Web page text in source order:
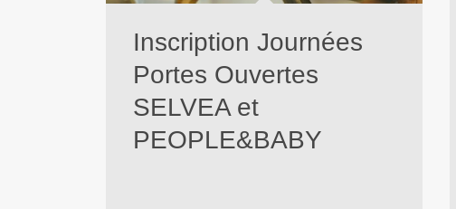
Inscription Journées
Portes Ouvertes
SELVEA et
PEOPLE&BABY